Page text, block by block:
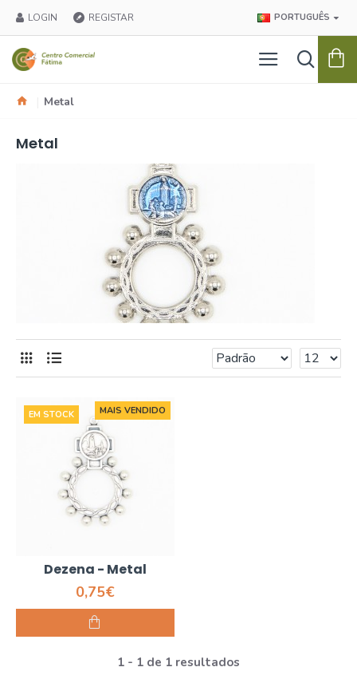
LOGIN REGISTAR PORTUGUÊS
Metal
Metal
MAIS VENDIDO
EM STOCK
Dezena - Metal
0,75€
1 - 1 de 1 resultados